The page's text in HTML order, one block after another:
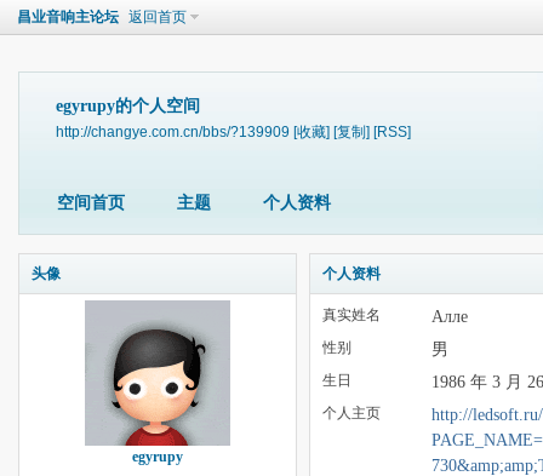
昌业音响主论坛 返回首页
egyrupy的个人空间
http://changye.com.cn/bbs/?139909 [收藏] [复制] [RSS]
空间首页 主题 个人资料
头像
egyrupy
个人资料
真实姓名 Алле
性别 男
生日 1986 年 3 月
个人主页
http://